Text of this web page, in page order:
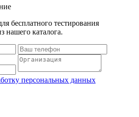
бесплатного тестирования
нашего каталога.
персональных данных